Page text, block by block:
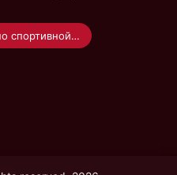
Чемпионат России по спортивной борьбе